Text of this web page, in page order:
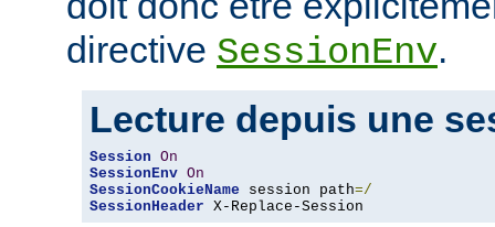
directive SessionEnv.
Lecture depuis une
Session On
SessionEnv On
SessionCookieName session path=/
SessionHeader X-Replace-Session